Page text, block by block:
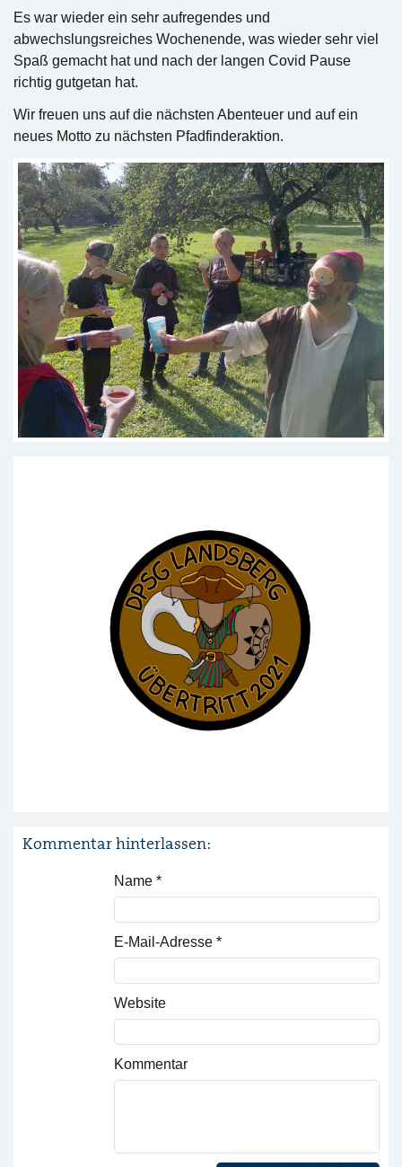
Es war wieder ein sehr aufregendes und
abwechslungsreiches Wochenende, was wieder sehr viel
Spaß gemacht hat und nach der langen Covid Pause
richtig gutgetan hat.
Wir freuen uns auf die nächsten Abenteuer und auf ein
neues Motto zu nächsten Pfadfinderaktion.
Kommentar hinterlassen:
Name *
E-Mail-Adresse *
Website
Kommentar